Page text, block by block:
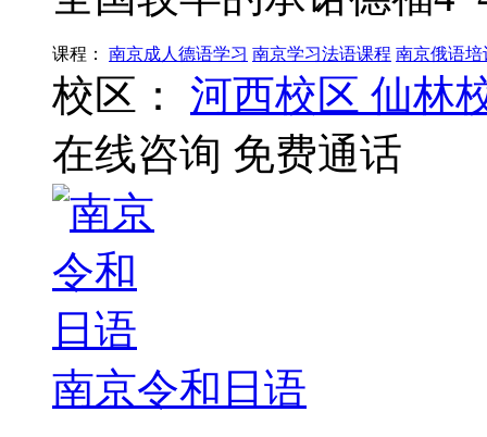
课程： 南京成人德语学习 南京学习法语课程 南京俄语培
校区： 河西校区 仙林
在线咨询 免费通话
南京令和日语